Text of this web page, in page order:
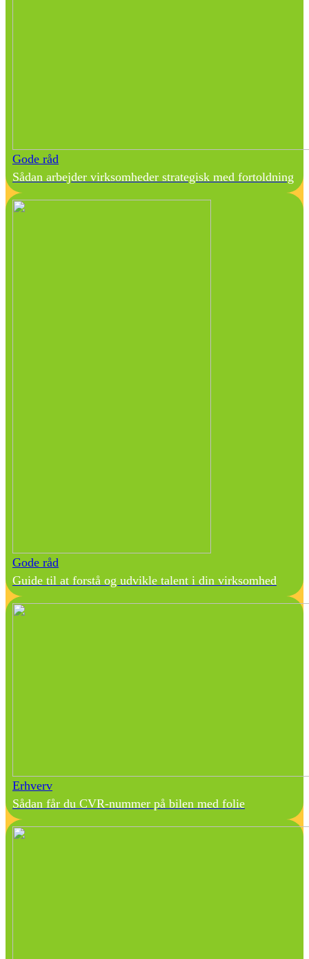
Gode råd
Sådan arbejder virksomheder strategisk med fortoldning
Gode råd
Guide til at forstå og udvikle talent i din virksomhed
Erhverv
Sådan får du CVR-nummer på bilen med folie